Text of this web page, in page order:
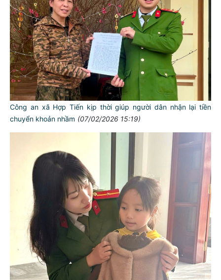
Công an xã Hợp Tiến kịp thời giúp người dân nhận lại tiền
chuyển khoản nhầm (07/02/2026 15:19)